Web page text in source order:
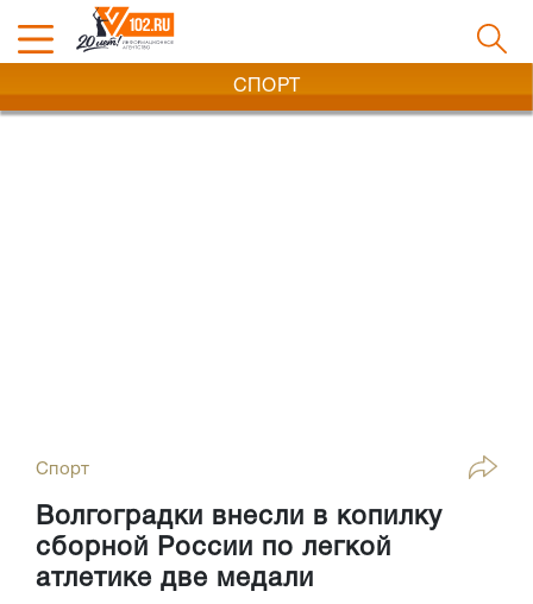
СПОРТ
Спорт
Волгоградки внесли в копилку
сборной России по легкой
атлетике две медали